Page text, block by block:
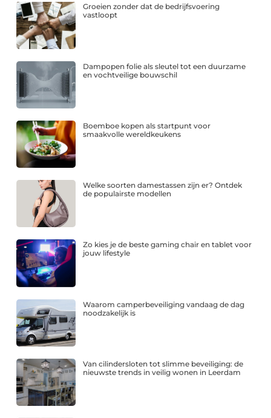
Groeien zonder dat de bedrijfsvoering
vastloopt
Dampopen folie als sleutel tot een duurzame
en vochtveilige bouwschil
Boemboe kopen als startpunt voor
smaakvolle wereldkeukens
Welke soorten damestassen zijn er? Ontdek
de populairste modellen
Zo kies je de beste gaming chair en tablet voor
jouw lifestyle
Waarom camperbeveiliging vandaag de dag
noodzakelijk is
Van cilindersloten tot slimme beveiliging: de
nieuwste trends in veilig wonen in Leerdam